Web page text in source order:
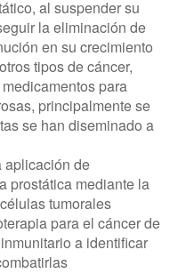
al suspender su
la eliminación de
en su crecimiento
tipos de cáncer,
para
principalmente se
se han diseminado a
aplicación de
prostática mediante la
tumorales
para el cáncer de
a identificar